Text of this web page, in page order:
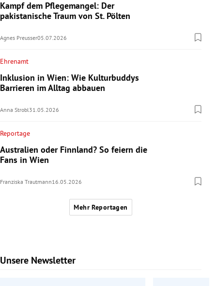
Kampf dem Pflegemangel: Der
pakistanische Traum von St. Pölten
Agnes Preusser05.07.2026
Ehrenamt
Inklusion in Wien: Wie Kulturbuddys
Barrieren im Alltag abbauen
Anna Strobl 31.05.2026
Reportage
Australien oder Finnland? So feiern die
Fans in Wien
Franziska Trautmann16.05.2026
Mehr Reportagen
Unsere Newsletter
Slide 1 von 9